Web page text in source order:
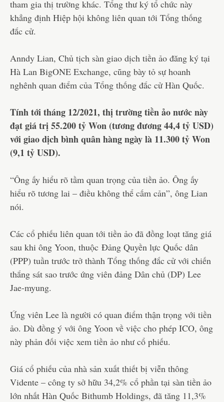
tham gia thị trường khác. Tổng thư ký tổ chức này
khẳng định Hiệp hội không liên quan tới Tổng thống
đắc cử.
Anndy Lian, Chủ tịch sàn giao dịch tiền ảo đăng ký tại
Hà Lan BigONE Exchange, cũng bày tỏ sự hoanh
nghênh quan điểm của Tổng thống đắc cử Hàn Quốc.
Tính tới tháng 12/2021, thị trường tiền ảo nước này
đạt giá trị 55.200 tỷ Won (tương đương 44,4 tỷ USD)
với giao dịch bình quân hàng ngày là 11.300 tỷ Won
(9,1 tỷ USD).
“Ông ấy hiểu rõ tầm quan trọng của tiền ảo. Ông ấy
hiểu rõ tương lai – điều không thể cấm cản”, ông Lian
nói.
Các cổ phiếu liên quan tới tiền ảo đã đồng loạt tăng giá
sau khi ông Yoon, thuộc Đảng Quyền lực Quốc dân
(PPP) tuần trước trở thành Tổng thống đắc cử với chiến
thắng sát sao trước ứng viên đảng Dân chủ (DP) Lee
Jae-myung.
Ứng viên Lee là người có quan điểm thận trọng với tiền
ảo. Dù đồng ý với ông Yoon về việc cho phép ICO, ông
này phản đối việc xem tiền ảo như cổ phiếu.
Giá cổ phiếu của nhà sản xuất thiết bị viễn thông
Vidente – công ty sở hữu 34,2% cổ phần tại sàn tiền ảo
lớn nhất Hàn Quốc Bithumb Holdings, đã tăng 11,3%